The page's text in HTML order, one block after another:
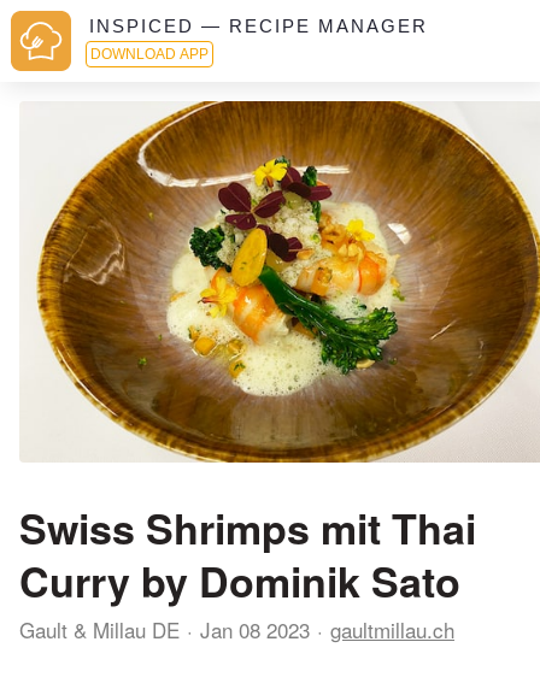
INSPICED — RECIPE MANAGER
DOWNLOAD APP
Swiss Shrimps mit Thai
Curry by Dominik Sato
Gault & Millau DE Jan 08 2023 gaultmillau.ch